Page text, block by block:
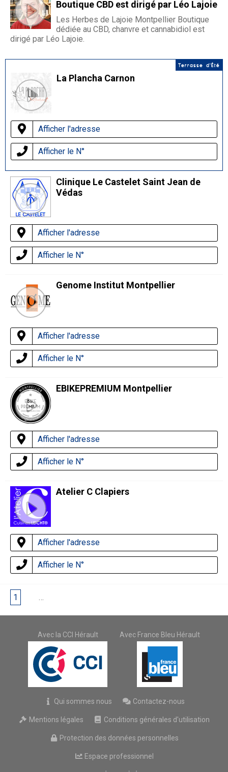
Boutique CBD est dirigé par Léo Lajoie
Les Herbes de Lajoie Montpellier Boutique
dédiée au CBD, chanvre et cannabidiol est
dirigé par Léo Lajoie.
Terrasse d'Été
La Plancha Carnon
Afficher l'adresse
Afficher le N°
Clinique Le Castelet Saint Jean de
Védas
Afficher l'adresse
Afficher le N°
Genome Institut Montpellier
Afficher l'adresse
Afficher le N°
EBIKEPREMIUM Montpellier
Afficher l'adresse
Afficher le N°
Atelier C Clapiers
Afficher l'adresse
Afficher le N°
1 …
Avec la CCI Hérault Avec France Bleu Hérault
Qui sommes nous Contactez-nous
Mentions légales Conditions générales d'utilisation
Protection des données personnelles
Espace professionnel